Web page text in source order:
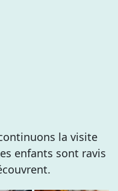
la visite
enfants sont ravis